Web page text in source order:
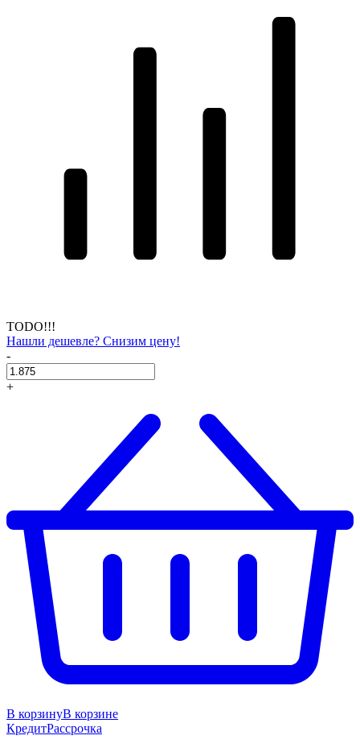
TODO!!!
Нашли дешевле? Снизим цену!
-
+
В корзинуВ корзине
КредитРассрочка